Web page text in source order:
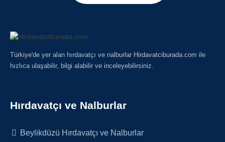
Türkiye'de yer alan hırdavatçı ve nalburlar Hirdavatciburada.com ile
hızlıca ulaşabilir, bilgi alabilir ve inceleyebilirsiniz.
Hırdavatçı ve Nalburlar
Beylikdüzü Hırdavatçı ve Nalburlar